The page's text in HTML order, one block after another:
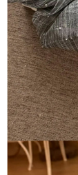
購買商品的店家
後付繳納相關費
※ 交易是否成功
是否繳費成功／
客戶支援中心」
【注意事項】
１．透過由恩沛
易，需依本服務
權轉讓予恩沛科
２．關於個人資
https://aftee.tw/
３．未成年的
「AFTEE先享
每筆NT$80，
付款後萊爾富
每筆NT$80，
離島取貨加價
每筆NT$80，
付款後7-11取
每筆NT$80，
宅配